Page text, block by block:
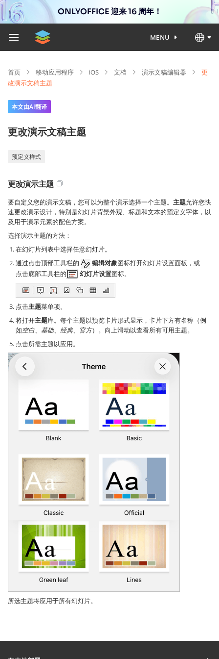
ONLYOFFICE 迎来 16 周年！
MENU
首页 移动应用程序 iOS 文档 演示文稿编辑器
更
改演示文稿主题
本文由AI翻译
更改演示文稿主题
预定义样式
更改演示主题
要自定义您的演示文稿，您可以为整个演示选择一个主题。 主题允许您快
速更改演示设计，特别是幻灯片背景外观、标题和文本的预定义字体，以
及用于演示元素的配色方案。
选择演示主题的方法：
在幻灯片列表中选择任意幻灯片。
通过点击顶部工具栏的
编辑对象图标打开幻灯片设置面板，或
点击底部工具栏的
幻灯片设置图标。
点击主题菜单项。
将打开主题库。每个主题以预览卡片形式显示，卡片下方有名称（例
如空白、 基础、 经典、 官方）。向上滑动以查看所有可用主题。
点击所需主题以应用。
所选主题将应用于所有幻灯片。